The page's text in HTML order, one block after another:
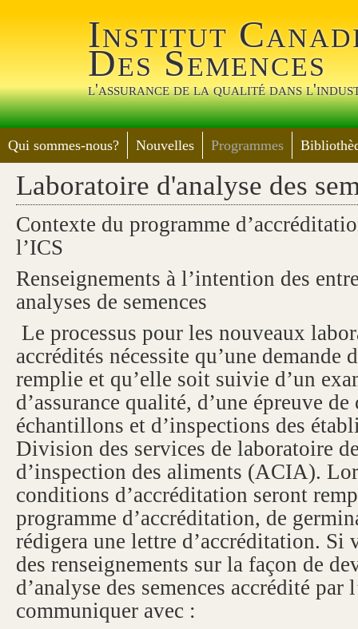
Institut
Des Semences
l'assurance de la qualité dans
Qui sommes-nous? Nouvelles Programmes
Laboratoire d'analyse des
Contexte du programme
l’ICS
Renseignements à l’intention des
analyses de semences
Le processus pour les nouveaux
accrédités nécessite qu’une demande
remplie et qu’elle soit suivie d’un
d’assurance qualité, d’une épreuve de
échantillons et d’inspections des
Division des services de laboratoire
d’inspection des aliments (ACIA).
conditions d’accréditation seront
programme d’accréditation, de
rédigera une lettre d’accréditation. Si
des renseignements sur la façon de
d’analyse des semences accrédité
communiquer avec :